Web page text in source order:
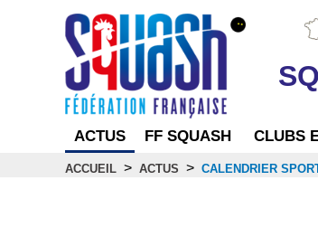
ACTUS FF SQUASH CLUBS
ACCUEIL > ACTUS > CALENDRIER